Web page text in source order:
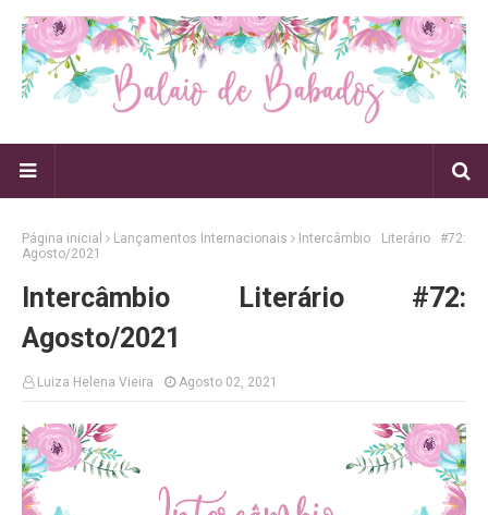
Página inicial Lançamentos Internacionais
Intercâmbio Literário #72:
Agosto/2021
Intercâmbio Literário #72:
Agosto/2021
Luiza Helena Vieira Agosto 02, 2021